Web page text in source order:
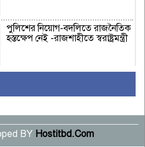
পুলিশের নিয়োগ-বদলিতে রাজনৈতিক
হস্তক্ষেপ নেই -রাজশাহীতে স্বরাষ্ট্রমন্ত্রী
বছর পূর্তি উদযাপন
সংবাদ সম্মেলনে অভিযোগ অস্বীকার
BY Hostitbd.Com